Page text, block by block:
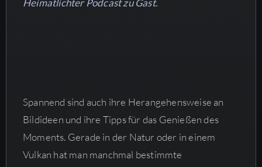
Heimatlichter Podcast zu Gast.
Spannend sind auch ihre Herangehensweise an
Bildideen und ihre Tipps für das Genießen des
Moments. Gerade in der Natur oder in einem
Vulkan hat man manchmal bestimmte